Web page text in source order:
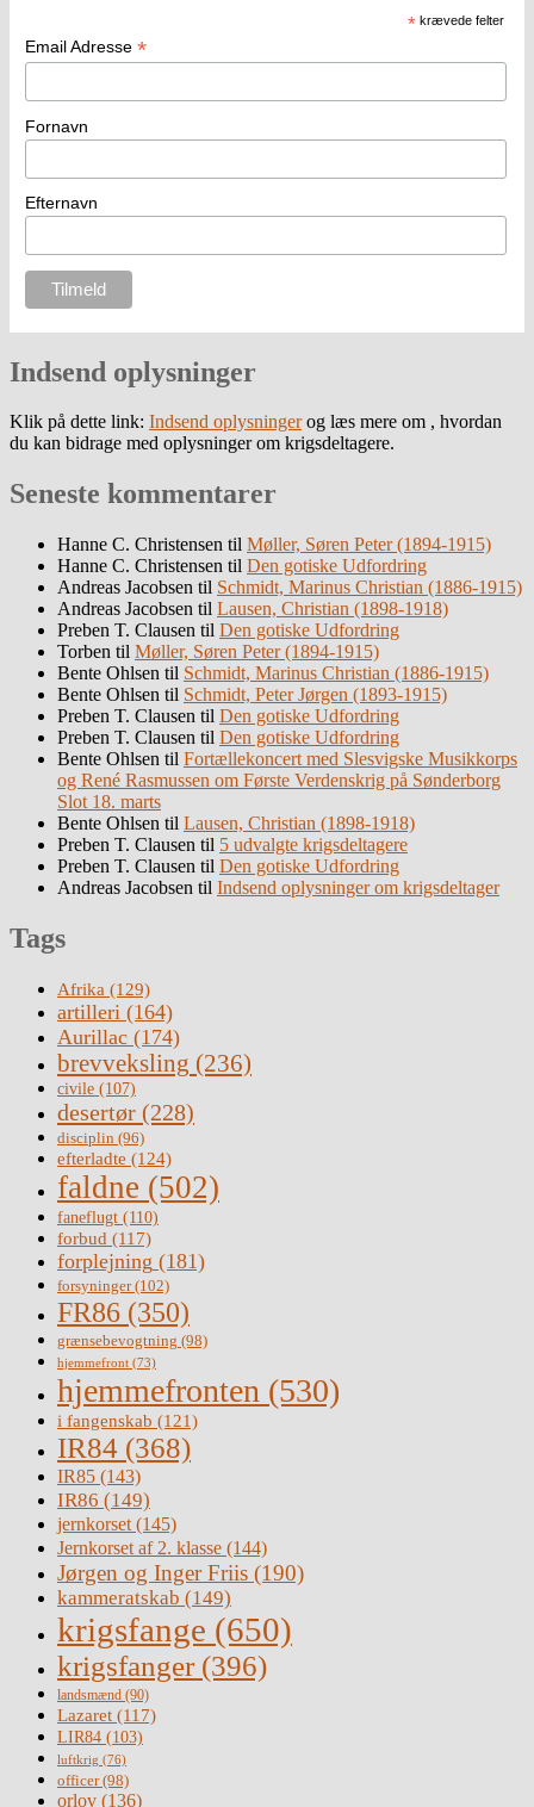
* krævede felter
Email Adresse *
Fornavn
Efternavn
Indsend oplysninger
Klik på dette link: Indsend oplysningerog læs mere om , hvordan
du kan bidrage med oplysninger om krigsdeltagere.
Seneste kommentarer
Hanne C. Christensen til Møller, Søren Peter (1894-1915)
Hanne C. Christensen til Den gotiske Udfordring
Andreas Jacobsen til Schmidt, Marinus Christian (1886-1915)
Andreas Jacobsen til Lausen, Christian (1898-1918)
Preben T. Clausen til Den gotiske Udfordring
Torben til Møller, Søren Peter (1894-1915)
Bente Ohlsen til Schmidt, Marinus Christian (1886-1915)
Bente Ohlsen til Schmidt, Peter Jørgen (1893-1915)
Preben T. Clausen til Den gotiske Udfordring
Preben T. Clausen til Den gotiske Udfordring
Bente Ohlsen til Fortællekoncert med Slesvigske Musikkorps
og René Rasmussen om Første Verdenskrig på Sønderborg
Slot 18. marts
Bente Ohlsen til Lausen, Christian (1898-1918)
Preben T. Clausen til 5 udvalgte krigsdeltagere
Preben T. Clausen til Den gotiske Udfordring
Andreas Jacobsen til Indsend oplysninger om krigsdeltager
Tags
Afrika (129)
artilleri (164)
Aurillac (174)
brevveksling (236)
civile (107)
desertør (228)
disciplin (96)
efterladte (124)
faldne (502)
faneflugt (110)
forbud (117)
forplejning (181)
forsyninger(102)
FR86 (350)
grænsebevogtning (98)
hjemmefront (73)
hjemmefronten (530)
i fangenskab (121)
IR84 (368)
IR85 (143)
IR86 (149)
jernkorset(145)
Jernkorset af 2. klasse (144)
Jørgen og Inger Friis (190)
kammeratskab (149)
krigsfange (650)
krigsfanger (396)
landsmænd (90)
Lazaret (117)
LIR84 (103)
luftkrig (76)
officer(98)
orlov (136)